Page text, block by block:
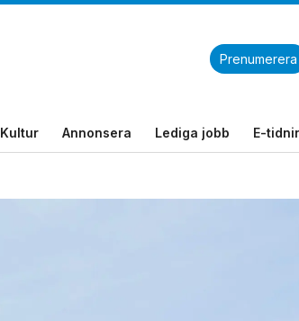
Prenumerera
Kultur Annonsera Lediga jobb E-